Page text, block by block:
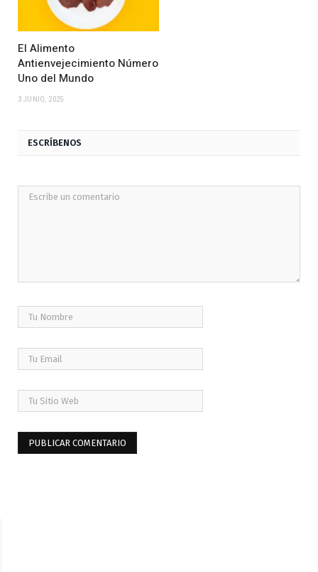
El Alimento
Antienvejecimiento Número
Uno del Mundo
3 JUNIO, 2025
ESCRÍBENOS